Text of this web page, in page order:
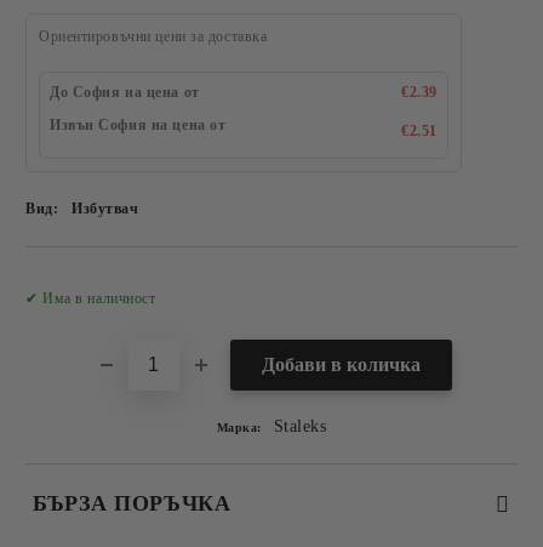
Ориентировъчни цени за доставка
До София на цена от
€2.39
Извън София на цена от
€2.51
Вид: Избутвач
✔ Има в наличност
Марка: Staleks
БЪРЗА ПОРЪЧКА